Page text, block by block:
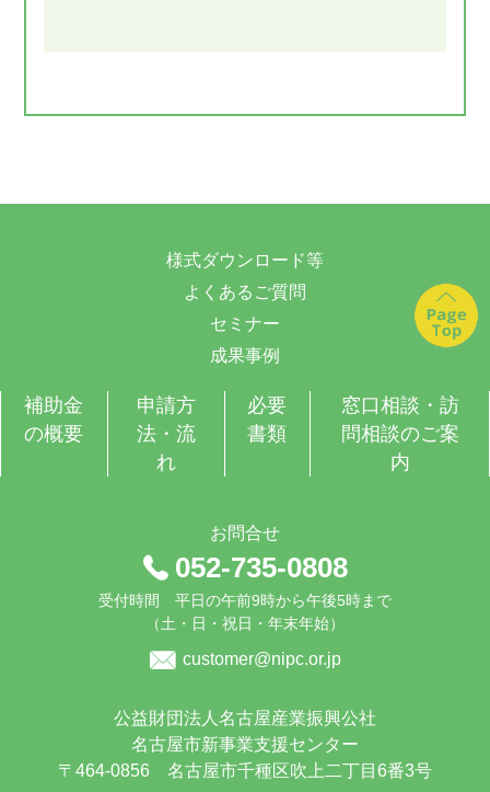
様式ダウンロード等
よくあるご質問
セミナー
成果事例
補助金
の概要
申請方
法・流
れ
必要
書類
窓口相談・訪
問相談のご案
内
お問合せ
052-735-0808
受付時間 平日の午前9時から午後5時まで
（土・日・祝日・年末年始）
customer@nipc.or.jp
公益財団法人名古屋産業振興公社
名古屋市新事業支援センター
〒464-0856 名古屋市千種区吹上二丁目6番3号